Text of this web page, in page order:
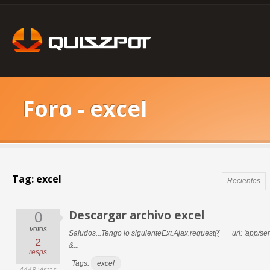
Foro - excel
Tag: excel Recientes
0
votos
2
resps
Descargar archivo excel
Saludos...Tengo lo siguienteExt.Ajax.request({ url: 'app/
&...
Tags: excel